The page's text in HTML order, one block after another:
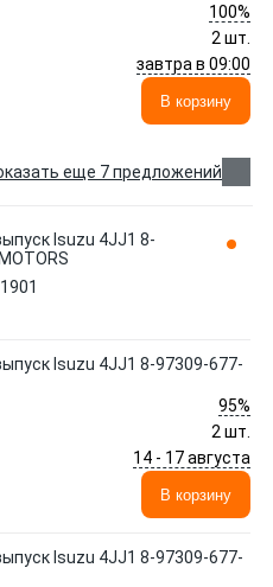
100%
2 шт.
завтра в 09:00
В корзину
еще 7 предложений
Isuzu 4JJ1 8-
Isuzu 4JJ1 8-97309-677-
95%
2 шт.
14 - 17 августа
В корзину
Isuzu 4JJ1 8-97309-677-